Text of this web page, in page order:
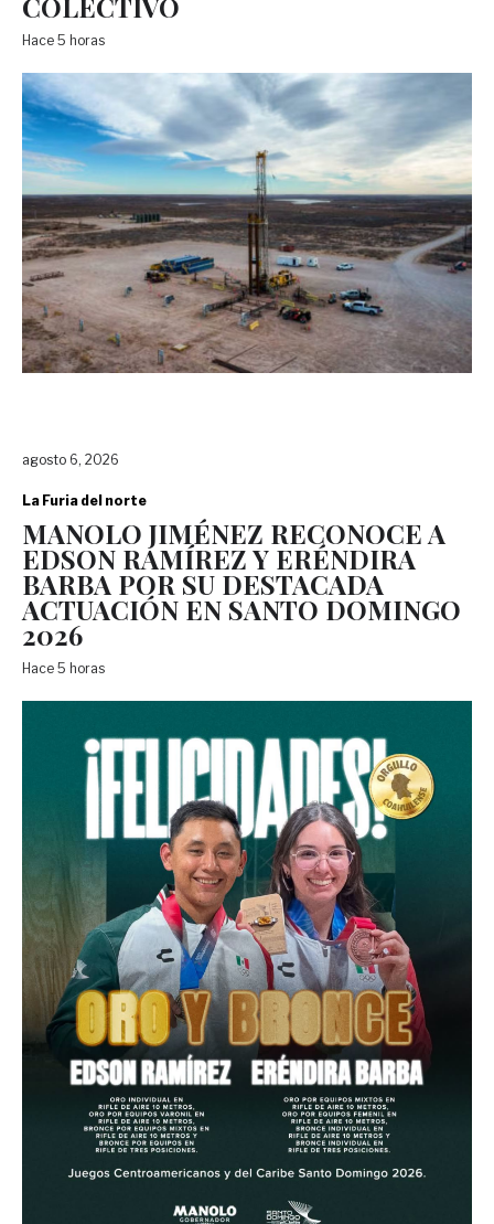
Hace 5 horas
agosto 6, 2026
La Furia del norte
MANOLO JIMÉNEZ RECONOCE A
EDSON RAMÍREZ Y ERÉNDIRA
BARBA POR SU DESTACADA
ACTUACIÓN EN SANTO DOMINGO
2026
Hace 5 horas